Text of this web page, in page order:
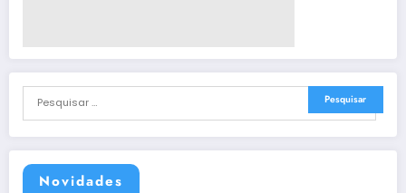
Novidades